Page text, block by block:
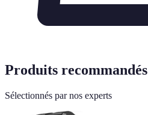
Produits recommandés
Sélectionnés par nos experts